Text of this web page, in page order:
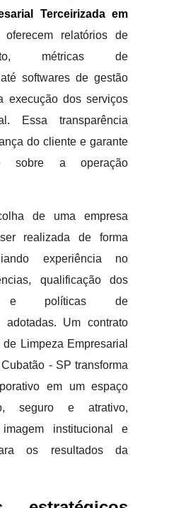
Terceirizada em
oferecem relatórios de
métricas de
softwares de gestão
execução dos serviços
Essa transparência
do cliente e garante
sobre a operação
de uma empresa
realizada de forma
experiência no
qualificação dos
e políticas de
adotadas. Um contrato
Limpeza Empresarial
- SP transforma
em um espaço
seguro e atrativo,
institucional e
os resultados da